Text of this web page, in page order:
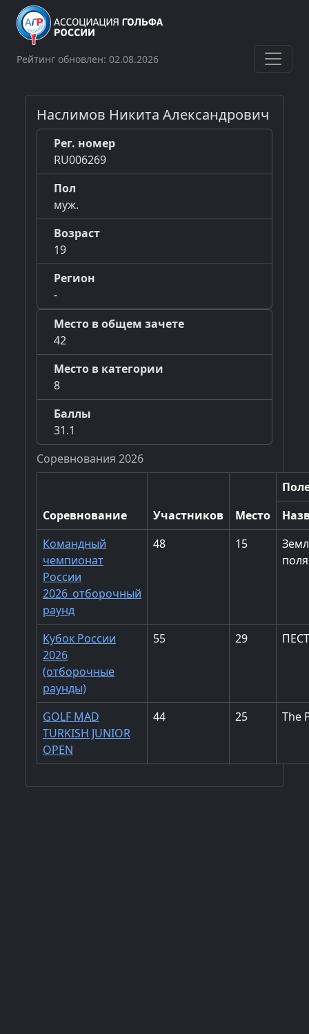
Рейтинг обновлен: 02.08.2026
Наслимов Никита Александрович
Рег. номер
RU006269
Пол
муж.
Возраст
19
Регион
-
Место в общем зачете
42
Место в категории
8
Баллы
31.1
Соревнования 2026
Соревнование Участников Место
Командный
чемпионат
России
2026_отборочный
раунд
48 15
Кубок России
2026
(отборочные
раунды)
55 29
GOLF MAD
TURKISH JUNIOR
OPEN
44 25 The